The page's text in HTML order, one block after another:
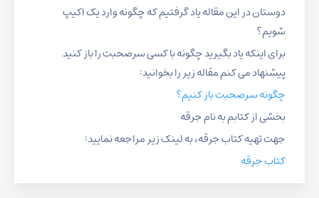
دوستان در این مقاله یاد گرفتیم که چگونه وارد یک اکیپ
شویم؟
برای اینکه یاد بگیرید چگونه با کسی سرصحبت را باز کنید
پیشنهاد می کنم مقاله زیر را بخوانید:
چگونه سرصحبت باز کنیم؟
بخشی از کتابم به نام جرقه
جهت تهیه کتاب جرقه، به لینک زیر مراجعه نمایید:
کتاب جرقه